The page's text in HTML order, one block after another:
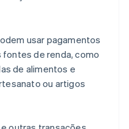
usar pagamentos
de renda, como
de alimentos e
ou artigos